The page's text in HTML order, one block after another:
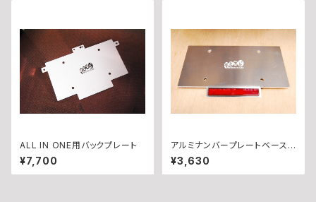
ALL IN ONE用バックプレート
¥7,700
アルミナンバープレートベース・
リフレクター付き
¥3,630